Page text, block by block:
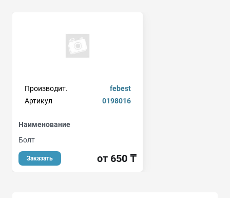
Производит.
febest
Артикул
0198016
Наименование
Болт
Заказать от 650 ₸